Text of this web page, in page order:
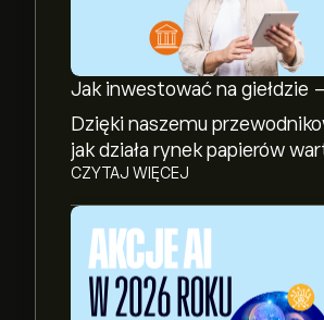
Jak inwestować na giełdzie
Dzięki naszemu
jak działa rynek papierów
CZYTAJ WIĘCEJ